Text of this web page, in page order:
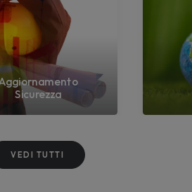
Sicurezza
VEDI TUTTI